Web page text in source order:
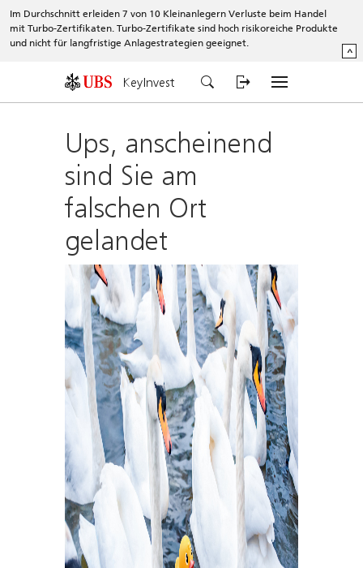
Im Durchschnitt erleiden 7 von 10 Kleinanlegern Verluste beim Handel
mit Turbo-Zertifikaten. Turbo-Zertifikate sind hoch risikoreiche Produkte
und nicht für langfristige Anlagestrategien geeignet.
^
KeyInvest
Ups, anscheinend
sind Sie am
falschen Ort
gelandet